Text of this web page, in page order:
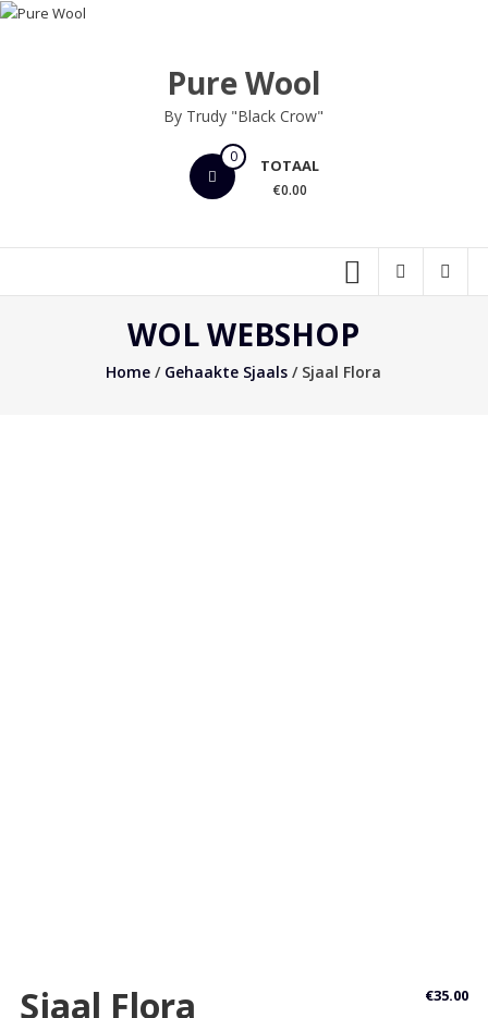
Ga
Pure Wool
By Trudy "Black Crow"
0 TOTAAL
€0.00
WOL WEBSHOP
Home / Gehaakte Sjaals / Sjaal Flora
Sjaal Flora €35.00